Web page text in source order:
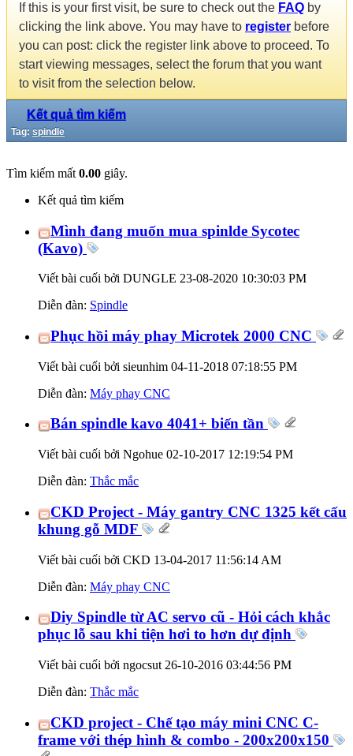
If this is your first visit, be sure to check out the FAQ by
clicking the link above. You may have to register before
you can post: click the register link above to proceed. To
start viewing messages, select the forum that you want
to visit from the selection below.
Kết quả tìm kiếm
Tag: spindle
Tìm kiếm mất 0.00 giây.
Kết quả tìm kiếm
Mình đang muốn mua spinlde Sycotec
(Kavo)
Viết bài cuối bởi DUNGLE 23-08-2020 10:30:03 PM
Diễn đàn: Spindle
Phục hồi máy phay Microtek 2000 CNC
Viết bài cuối bởi sieunhim 04-11-2018 07:18:55 PM
Diễn đàn: Máy phay CNC
Bán spindle kavo 4041+ biến tần
Viết bài cuối bởi Ngohue 02-10-2017 12:19:54 PM
Diễn đàn: Thắc mắc
CKD Project - Máy gantry CNC 1325 kết cấu
khung gỗ MDF
Viết bài cuối bởi CKD 13-04-2017 11:56:14 AM
Diễn đàn: Máy phay CNC
Diy Spindle từ AC servo cũ - Hỏi cách khắc
phục lỗ sau khi tiện hơi to hơn dự định
Viết bài cuối bởi ngocsut 26-10-2016 03:44:56 PM
Diễn đàn: Thắc mắc
CKD project - Chế tạo máy mini CNC C-
frame với thép hình & combo - 200x200x150